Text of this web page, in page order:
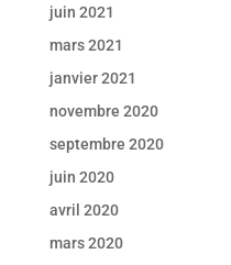
juin 2021
mars 2021
janvier 2021
novembre 2020
septembre 2020
juin 2020
avril 2020
mars 2020